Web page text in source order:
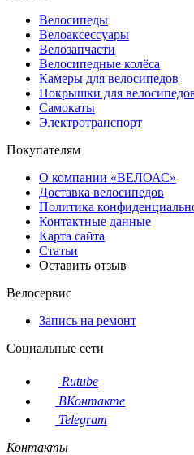
Велосипеды
Велоаксессуары
Велозапчасти
Велосипедные колёса
Камеры для велосипедов
Покрышки для
Самокаты
Электротранспорт
Покупателям
О компании «ВЕЛОАС»
Доставка велосипедов
Политика
Контактные данные
Карта сайта
Статьи
Оставить отзыв
Велосервис
Запись на ремонт
Социальные сети
Rutube
ВКонтакте
Telegram
Контакты